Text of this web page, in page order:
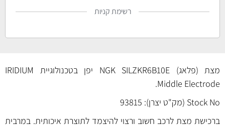
רשימת קניות
מצת (פלאג) NGK SILZKR6B10E יפן בטכנולוגיית IRIDIUM
Middle Electrode.
Stock No (מק"ט יצרן): 93815
ברכישת מצת לרכב חשוב ורצוי להיצמד לתוצרת איכותית. במרבית